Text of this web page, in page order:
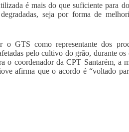
é mais do que suficiente para
seja por forma de
GTS como representante dos
pelo cultivo do grão, durante
o coordenador da CPT Santarém, a
afirma que o acordo é “voltado